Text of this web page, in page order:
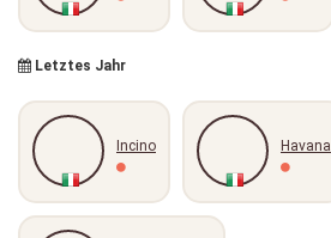
Letztes Jahr
Incino Havana